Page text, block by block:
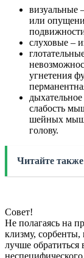
визуальные
или
слуховые –
угнетения
слабость
шейных
голову.
Читайте
Совет!
Не полагаясь на
клизму,
лучше обратиться